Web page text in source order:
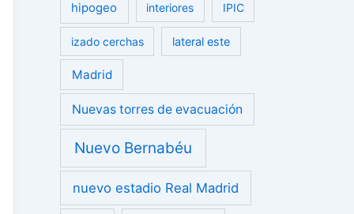
hipogeo interiores IPIC
izado cerchas lateral este
Madrid
Nuevas torres de evacuación
Nuevo Bernabéu
nuevo estadio Real Madrid